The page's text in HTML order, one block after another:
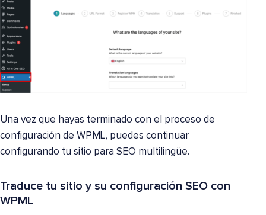
Una vez que hayas terminado con el proceso de
configuración de WPML, puedes continuar
configurando tu sitio para SEO multilingüe.
Traduce tu sitio y su configuración SEO con
WPML